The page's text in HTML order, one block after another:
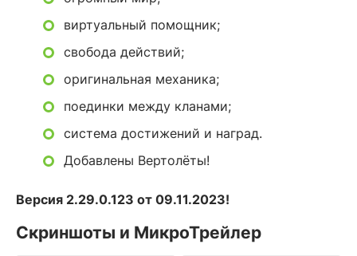
виртуальный помощник;
свобода действий;
оригинальная механика;
поединки между кланами;
система достижений и наград.
Добавлены Вертолёты!
Версия 2.29.0.123 от 09.11.2023!
Скриншоты и МикроТрейлер